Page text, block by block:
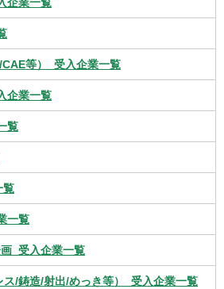
企業一覧
等）_受入企業一覧
企業一覧
覧
覧
一覧
_受入企業一覧
ス/鋳造/射出/めっき等）_受入企業一覧